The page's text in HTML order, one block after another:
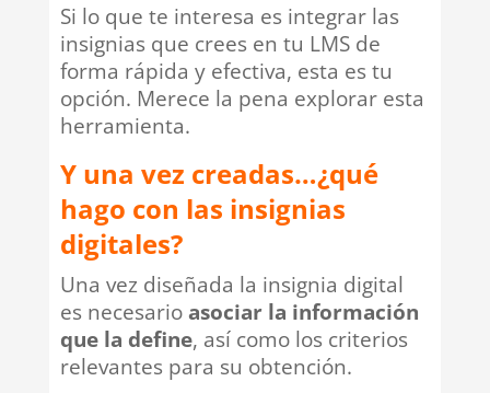
Si lo que te interesa es integrar las
insignias que crees en tu LMS de
forma rápida y efectiva, esta es tu
opción. Merece la pena explorar esta
herramienta.
Y una vez creadas…¿qué
hago con las insignias
digitales?
Una vez diseñada la insignia digital
es necesario asociar la información
que la define, así como los criterios
relevantes para su obtención.